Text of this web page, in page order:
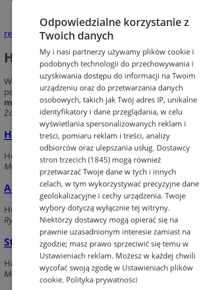
reklama
Hotele, Motele, Noclegi
Wybierasz się w podróż służbową? Planujesz urlop i
potrzebujesz wygodnegonoclegu? Sprawdźhotele i
motele
w mieście Żory. Znajdź najlepsze noclegiw
Żorach i skorzystaj z ich atrakcyjnej oferty!
Hotel Stary Młyn
Hotele, Motele, Noclegi
Męczenników Oświęcimskich, 44-240 Żory
ABI - TANIE NOCLEGI
Hotele, Motele, Noclegi
Rybnicka, 44-240 Żory
Stary Młyn
Hotele, Motele, Noclegi
Męczenników Oświęcimskich 20, 44-240 Żory
Odpowiedzialne korzystanie z
Twoich danych
My i nasi partnerzy używamy plików cookie i
podobnych technologii do przechowywania i
uzyskiwania dostępu do informacji na Twoim
urządzeniu oraz do przetwarzania danych
osobowych, takich jak Twój adres IP, unikalne
identyfikatory i dane przeglądania, w celu
wyświetlania spersonalizowanych reklam i
treści, pomiaru reklam i treści, analizy
odbiorców oraz ulepszania usług. Dostawcy
stron trzecich (1845) mogą również
przetwarzać Twoje dane w tych i innych
celach, w tym wykorzystywać precyzyjne dane
geolokalizacyjne i cechy urządzenia. Twoje
wybory dotyczą wyłącznie tej witryny.
Niektórzy dostawcy mogą opierać się na
prawnie uzasadnionym interesie zamiast na
zgodzie; masz prawo sprzeciwić się temu w
Ustawieniach reklam. Możesz w każdej chwili
wycofać swoją zgodę w Ustawieniach plików
cookie. Polityka prywatności